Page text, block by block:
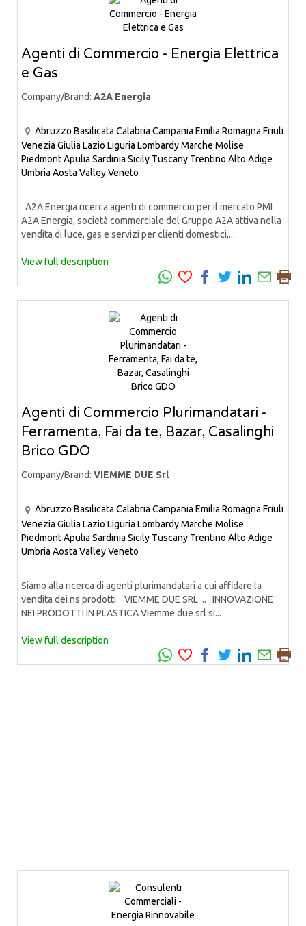
Agenti di Commercio - Energia Elettrica
e Gas
Company/Brand: A2A Energia
Abruzzo Basilicata Calabria Campania Emilia Romagna Friuli
Venezia Giulia Lazio Liguria LombardyMarche Molise
PiedmontApulia Sardinia Sicily Tuscany Trentino Alto Adige
Umbria Aosta ValleyVeneto
A2A Energia ricerca agenti di commercio per il mercato PMI
A2A Energia, società commerciale del Gruppo A2A attiva nella
vendita di luce, gas e servizi per clienti domestici,...
View full description
Agenti di Commercio Plurimandatari -
Ferramenta, Fai da te, Bazar, Casalinghi
Brico GDO
Company/Brand: VIEMME DUE Srl
Abruzzo Basilicata Calabria Campania Emilia Romagna Friuli
Venezia Giulia Lazio Liguria LombardyMarche Molise
PiedmontApulia Sardinia Sicily Tuscany Trentino Alto Adige
Umbria Aosta ValleyVeneto
Siamo alla ricerca di agenti plurimandatari a cui affidare la
vendita dei ns prodotti. VIEMME DUE SRL .. INNOVAZIONE
NEI PRODOTTI IN PLASTICA Viemme due srl si...
View full description